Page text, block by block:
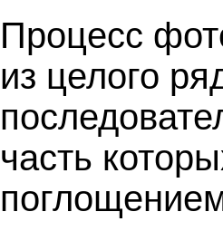
Процесс
из целого
часть